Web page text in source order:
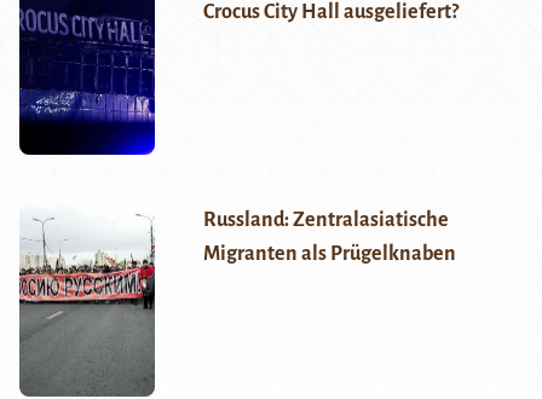
Crocus City Hall ausgeliefert?
Russland: Zentralasiatische
Migranten als Prügelknaben